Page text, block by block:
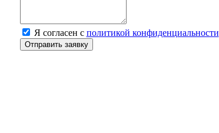
Я согласен с политикой конфиденциальности
Отправить заявку